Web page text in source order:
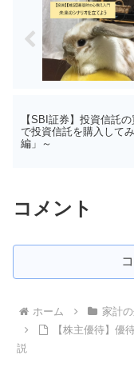
【SBI証券】投資信託
で投資信託を購入して
編」～
コメント
ホーム 家計
【株主優待】優
説